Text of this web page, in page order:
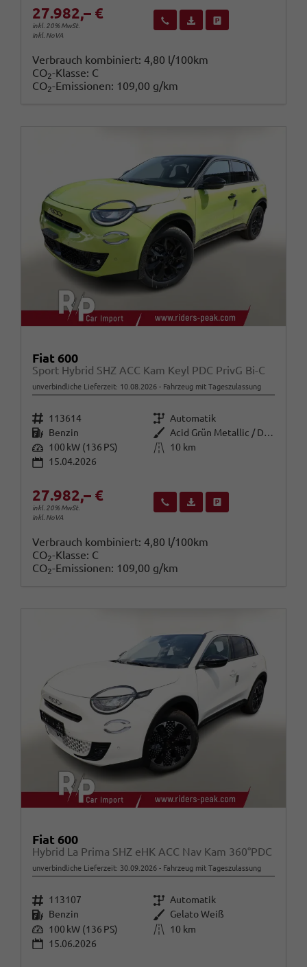
27.982,– €
inkl. 20% MwSt.
inkl. NoVA
Wir rufen Sie anFahrzeugexposé (PDF)
Verbrauch kombiniert: 4,80 l/100km
CO2-Klasse: C
CO2-Emissionen: 109,00 g/km
Fiat 600
Sport Hybrid SHZ ACC Kam Keyl PDC PrivG Bi-C
unverbindliche Lieferzeit: 10.08.2026 Fahrzeug mit Tageszulassung
Fahrzeugnr. 113614 Getriebe Automatik
Kraftstoff Benzin Außenfarbe
Acid Grün Metallic / Dach Schwar
Leistung 100 kW (136 PS) Kilometerstand
10 km
15.04.2026
27.982,– €
inkl. 20% MwSt.
inkl. NoVA
Wir rufen Sie anFahrzeugexposé (PDF)
Verbrauch kombiniert: 4,80 l/100km
CO2-Klasse: C
CO2-Emissionen: 109,00 g/km
Fiat 600
Hybrid La Prima SHZ eHK ACC Nav Kam 360°PDC
unverbindliche Lieferzeit: 30.09.2026 Fahrzeug mit Tageszulassung
Fahrzeugnr. 113107 Getriebe Automatik
Kraftstoff Benzin Außenfarbe Gelato Weiß
Leistung 100 kW (136 PS) Kilometerstand
10 km
15.06.2026